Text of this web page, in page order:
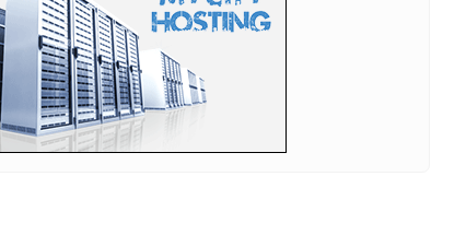
23:22:Borba mančesterskih klubova za potpis veznjaka
23:22:Da li su invalidska kolica sigurnosni rizik?